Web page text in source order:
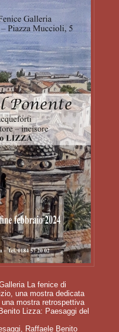
La fenice di
una mostra dedicata
mostra retrospettiva
Lizza: Paesaggi del
Raffaele Benito